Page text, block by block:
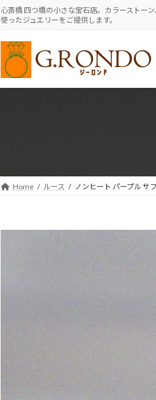
心斎橋 四つ橋の小さな宝石店。カラーストー
使ったジュエリーをご提供します。
Home ルース ノンヒート パープル サ